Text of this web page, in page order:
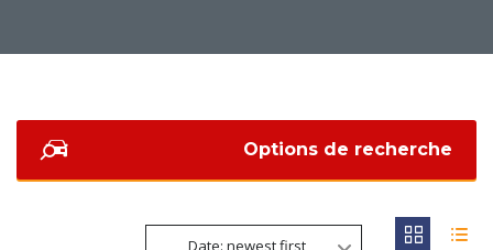
Options de recherche
Date: newest first